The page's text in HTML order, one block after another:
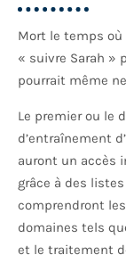
Mort le temps où
« suivre Sarah »
pourrait même
Le premier ou le
d’entraînement
auront un accès
grâce à des
comprendront
domaines tels
et le traitement